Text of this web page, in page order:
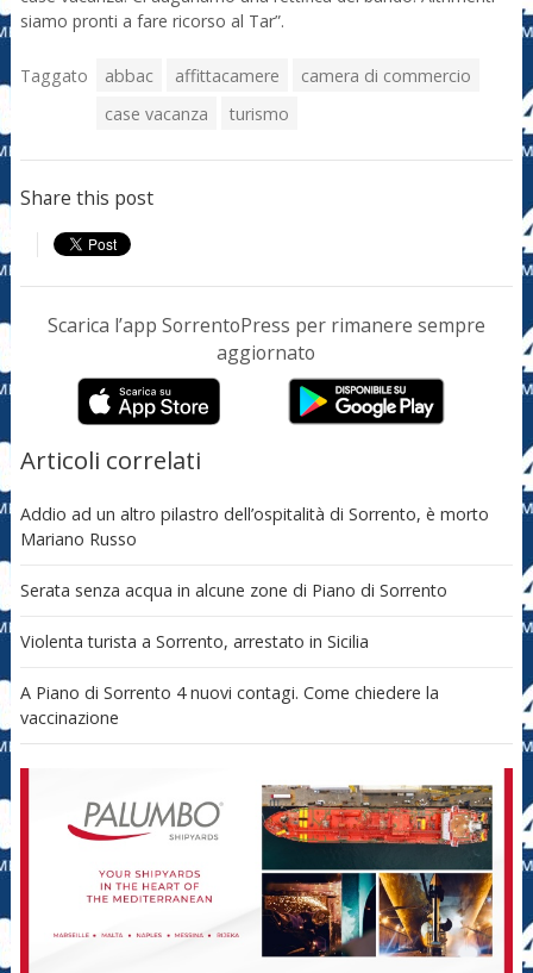
siamo pronti a fare ricorso al Tar”.
Taggato abbac affittacamere
camera di commercio
case vacanza
turismo
Share this post
Scarica l’app SorrentoPress per rimanere sempre
aggiornato
Articoli correlati
Addio ad un altro pilastro dell’ospitalità di Sorrento, è morto
Mariano Russo
Serata senza acqua in alcune zone di Piano di Sorrento
Violenta turista a Sorrento, arrestato in Sicilia
A Piano di Sorrento 4 nuovi contagi. Come chiedere la
vaccinazione